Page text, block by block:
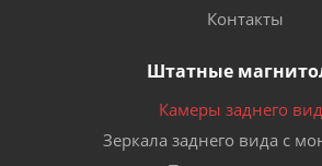
Контакты
Штатные
Камеры заднего
Зеркала заднего вида с